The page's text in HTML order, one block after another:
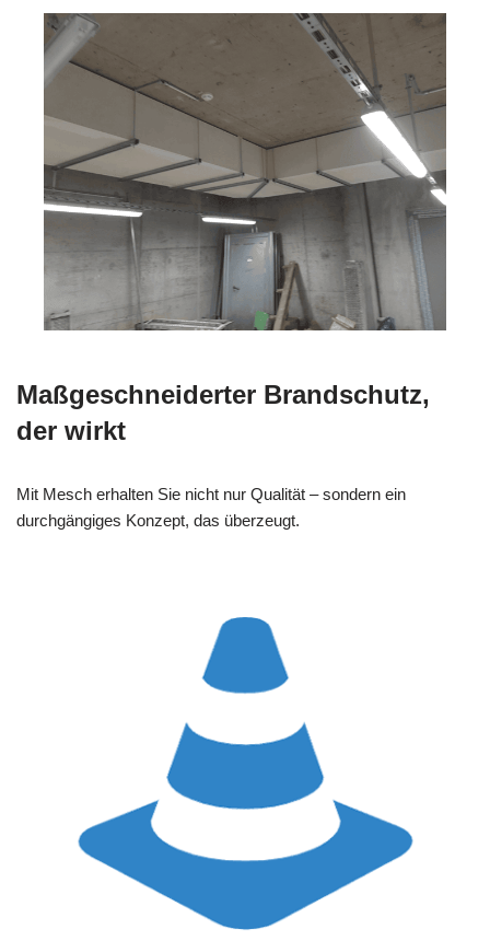
Maßgeschneiderter Brandschutz,
der wirkt
Mit Mesch erhalten Sie nicht nur Qualität – sondern ein
durchgängiges Konzept, das überzeugt.